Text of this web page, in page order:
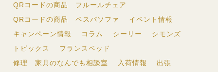
QRコードの商品 フルールチェア
QRコードの商品 ベスパソファ
イベント情報
キャンペーン情報
コラム シーリー
シモンズ
トピックス
フランスベッド
修理 家具のなんでも相談室
入荷情報
出張